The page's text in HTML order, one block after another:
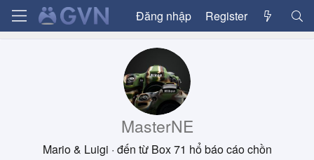
Đăng nhập Register
MasterNE
Mario & Luigi · đến từ Box 71 hổ báo cáo chồn